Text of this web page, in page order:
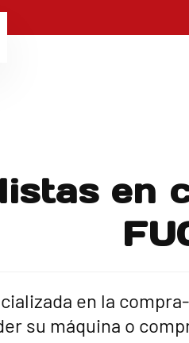
en
en la
su máquina o